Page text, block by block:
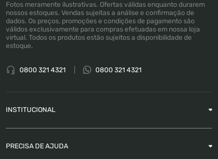
Fotos meramente ilustrativas. Ofertas válidas enquanto durarem
nossos estoques. Vendas sujeitas a análise e confirmação de
dados. Os preços, promoções e condições de pagamento são
válidos exclusivamente para compras efetuadas em nossa loja
virtual. Todos os produtos estão sujeitos a disponibilidade de
estoque.
0800 321 4321 0800 321 4321
INSTITUCIONAL
PRECISA DE AJUDA